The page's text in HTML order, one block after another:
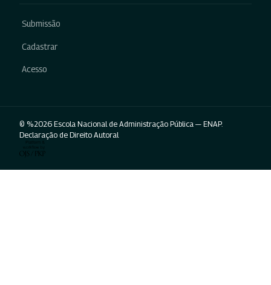
Submissão
Cadastrar
Acesso
© %2026 Escola Nacional de Administração Pública — ENAP.
Declaração de Direito Autoral